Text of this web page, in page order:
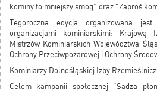
kominy to mniejszy smog” oraz "Zaproś
Tegoroczna edycja organizowana
organizacjami kominiarskimi: Krajową
Mistrzów Kominiarskich Województwa
Ochrony Przeciwpożarowej i Ochrony
Kominiarzy Dolnośląskiej Izby
Celem kampanii społecznej "Sadza